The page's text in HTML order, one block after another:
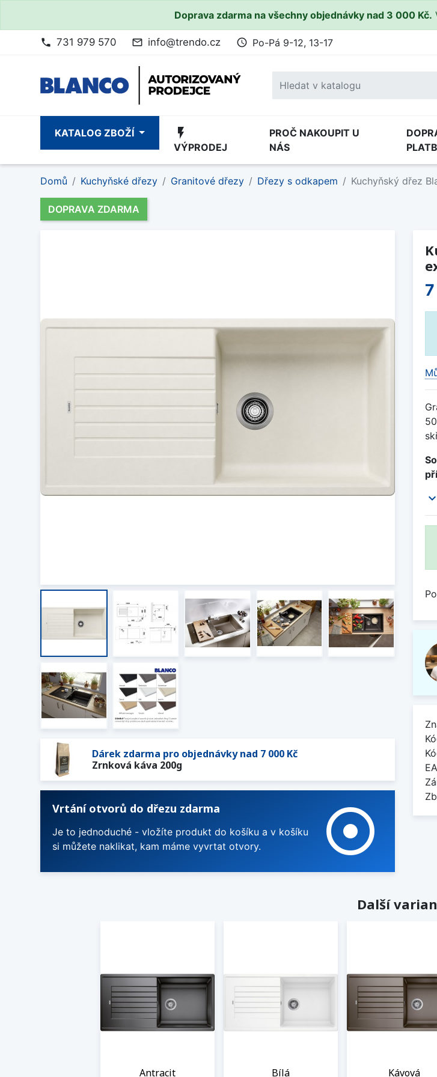
Doprava zdarma na všechny objednávky nad 3 000 Kč.
phone 731 979 570 mail_outline info@trendo.cz access_time Po-Pá 9-12, 13-17
KATALOG ZBOŽÍ flash_on
VÝPRODEJ
PROČ NAKOUPIT U
NÁS
Domů Kuchyňské dřezy Granitové dřezy Dřezy s odkapem Kuchyňský dřez
DOPRAVA ZDARMA
Dárek zdarma pro objednávky nad 7 000 Kč
Zrnková káva 200g
Vrtání otvorů do dřezu zdarma
Je to jednoduché - vložíte produkt do košíku a v košíku
si můžete naklikat, kam máme vyvrtat otvory.
adjust
expand_more
Další
Antracit Bílá Kávová